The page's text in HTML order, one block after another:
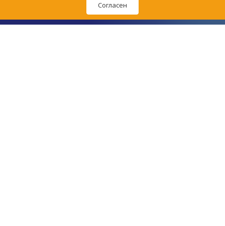
Согласен